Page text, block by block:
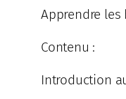
Apprendre
Contenu :
Introduction